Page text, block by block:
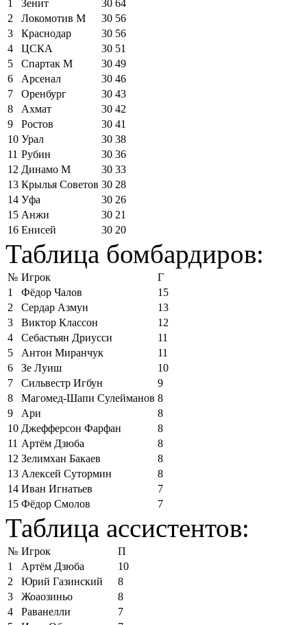
1
Зенит 30 64
2
Локомотив М 30 56
3
Краснодар 30 56
4
ЦСКА 30 51
5
Спартак М 30 49
6
Арсенал 30 46
7
Оренбург 30 43
8
Ахмат 30 42
9
Ростов 30 41
10 Урал 30 38
11 Рубин 30 36
12 Динамо М 30 33
13 Крылья Советов 30 28
14 Уфа 30 26
15 Анжи 30 21
16 Енисей 30 20
Таблица бомбардиров:
№ Игрок
Г
1
Фёдор Чалов
15
2
Сердар Азмун
13
3
Виктор Классон
12
4
Себастьян Дриусси
11
5
Антон Миранчук
11
6
Зе Луиш
10
7
Сильвестр Игбун
9
8
Магомед-Шапи Сулейманов 8
9
Ари
8
10 Джефферсон Фарфан
8
11 Артём Дзюба
8
12 Зелимхан Бакаев
8
13 Алексей Сутормин
8
14 Иван Игнатьев
7
15 Фёдор Смолов 7
Таблица ассистентов:
№ Игрок
П
1
Артём Дзюба
10
2
Юрий Газинский
8
3
Жоаозиньо
8
4
Раванелли
7